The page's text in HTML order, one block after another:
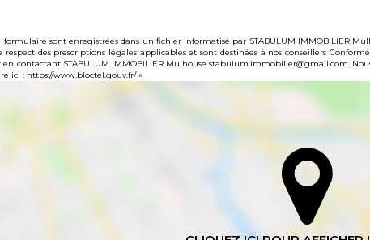
sont enregistrées dans un fichier informatisé par STABULUM IMMOBILIER
des prescriptions légales applicables et sont destinées à nos conseillers
contactant STABULUM IMMOBILIER Mulhouse stabulum.immobilier@gmail.com.
ici : https://www.bloctel.gouv.fr/»